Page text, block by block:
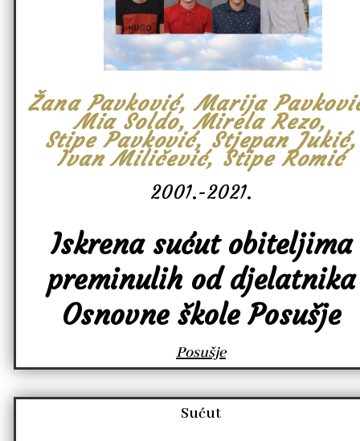
Žana Pavković, Marija
Mia Soldo, Mirela Rezo,
Stipe Pavković, Stjepan Jukić,
Ivan Miličević, Stipe Romić
2001.-2021.
Iskrena sućut obiteljima
preminulih od djelatnika
Osnovne škole Posušje
Posušje
Sućut